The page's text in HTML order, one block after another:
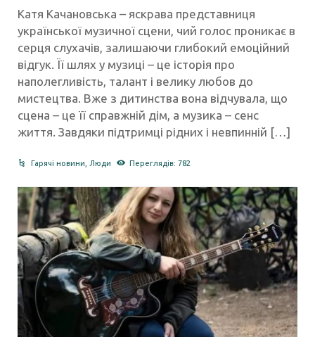
Катя Качановська – яскрава представниця
української музичної сцени, чий голос проникає в
серця слухачів, залишаючи глибокий емоційний
відгук. Її шлях у музиці – це історія про
наполегливість, талант і велику любов до
мистецтва. Вже з дитинства вона відчувала, що
сцена – це її справжній дім, а музика – сенс
життя. Завдяки підтримці рідних і невпинній […]
Гарячі новини,Люди Переглядів: 782